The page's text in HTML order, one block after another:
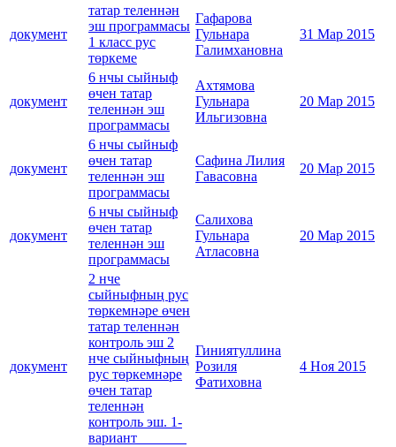
документ
татар теленнән
эш программасы
1 класс рус
төркеме
Гафарова
Гульнара
Галимхановна
31 Мар 2015
документ
6 нчы сыйныф
өчен татар
теленнән эш
программасы
Ахтямова
Гульнара
Ильгизовна
20 Мар 2015
документ
6 нчы сыйныф
өчен татар
теленнән эш
программасы
Сафина Лилия
Гавасовна
20 Мар 2015
документ
6 нчы сыйныф
өчен татар
теленнән эш
программасы
Салихова
Гульнара
Атласовна
20 Мар 2015
документ
2 нче
сыйныфның рус
төркемнәре өчен
татар теленнән
контроль эш 2
нче сыйныфның
рус төркемнәре
өчен татар
теленнән
контроль эш. 1-
вариант
Гиниятуллина
Розиля
Фатиховна
4 Ноя 2015